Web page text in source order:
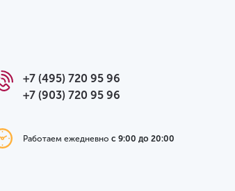
+7 (495) 720 95 96
+7 (903) 720 95 96
Работаем ежедневнос 9:00 до 20:00